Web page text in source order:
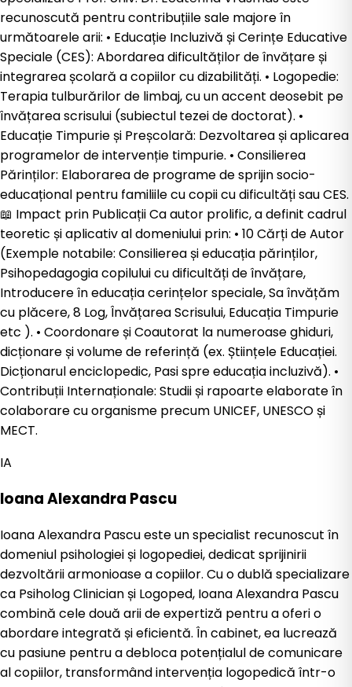
recunoscută pentru contribuțiile sale majore în
următoarele arii: •⁠ ⁠Educație Incluzivă și Cerințe Educative
Speciale (CES): Abordarea dificultăților de învățare și
integrarea școlară a copiilor cu dizabilități. •⁠ ⁠Logopedie:
Terapia tulburărilor de limbaj, cu un accent deosebit pe
învățarea scrisului (subiectul tezei de doctorat). •⁠
⁠Educație Timpurie și Preșcolară: Dezvoltarea și aplicarea
programelor de intervenție timpurie. •⁠ ⁠Consilierea
Părinților: Elaborarea de programe de sprijin socio-
educațional pentru familiile cu copii cu dificultăți sau CES.
📖 Impact prin Publicații Ca autor prolific, a definit cadrul
teoretic și aplicativ al domeniului prin: •⁠ ⁠10 Cărți de Autor
(Exemple notabile: Consilierea și educația părinților,
Psihopedagogia copilului cu dificultăți de învățare,
Introducere în educația cerințelor speciale, Sa învățăm
cu plăcere, 8 Log, Învățarea Scrisului, Educația Timpurie
etc ). •⁠ ⁠Coordonare și Coautorat la numeroase ghiduri,
dicționare și volume de referință (ex. Științele Educației.
Dicționarul enciclopedic, Pasi spre educația incluzivă). •⁠
⁠Contribuții Internaționale: Studii și rapoarte elaborate în
colaborare cu organisme precum UNICEF, UNESCO și
MECT.
IA
Ioana Alexandra Pascu
Ioana Alexandra Pascu este un specialist recunoscut în
domeniul psihologiei și logopediei, dedicat sprijinirii
dezvoltării armonioase a copiilor. Cu o dublă specializare
ca Psiholog Clinician și Logoped, Ioana Alexandra Pascu
combină cele două arii de expertiză pentru a oferi o
abordare integrată și eficientă. În cabinet, ea lucrează
cu pasiune pentru a debloca potențialul de comunicare
al copiilor, transformând intervenția logopedică într-o